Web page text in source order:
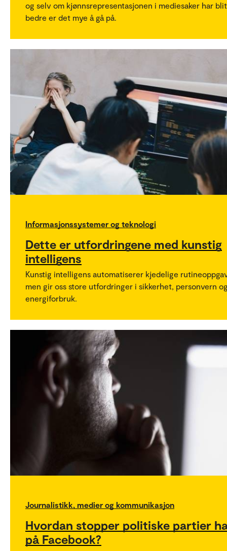
og selv om kjønnsrepresentasjonen i mediesaker har
bedre er det mye å gå på.
Informasjonssystemer og teknologi
Dette er utfordringene med kunstig
intelligens
Kunstig intelligens automatiserer kjedelige
men gir oss store utfordringer i sikkerhet, personvern
energiforbruk.
Journalistikk, medier og kommunikasjon
Hvordan stopper politiske partier
på Facebook?